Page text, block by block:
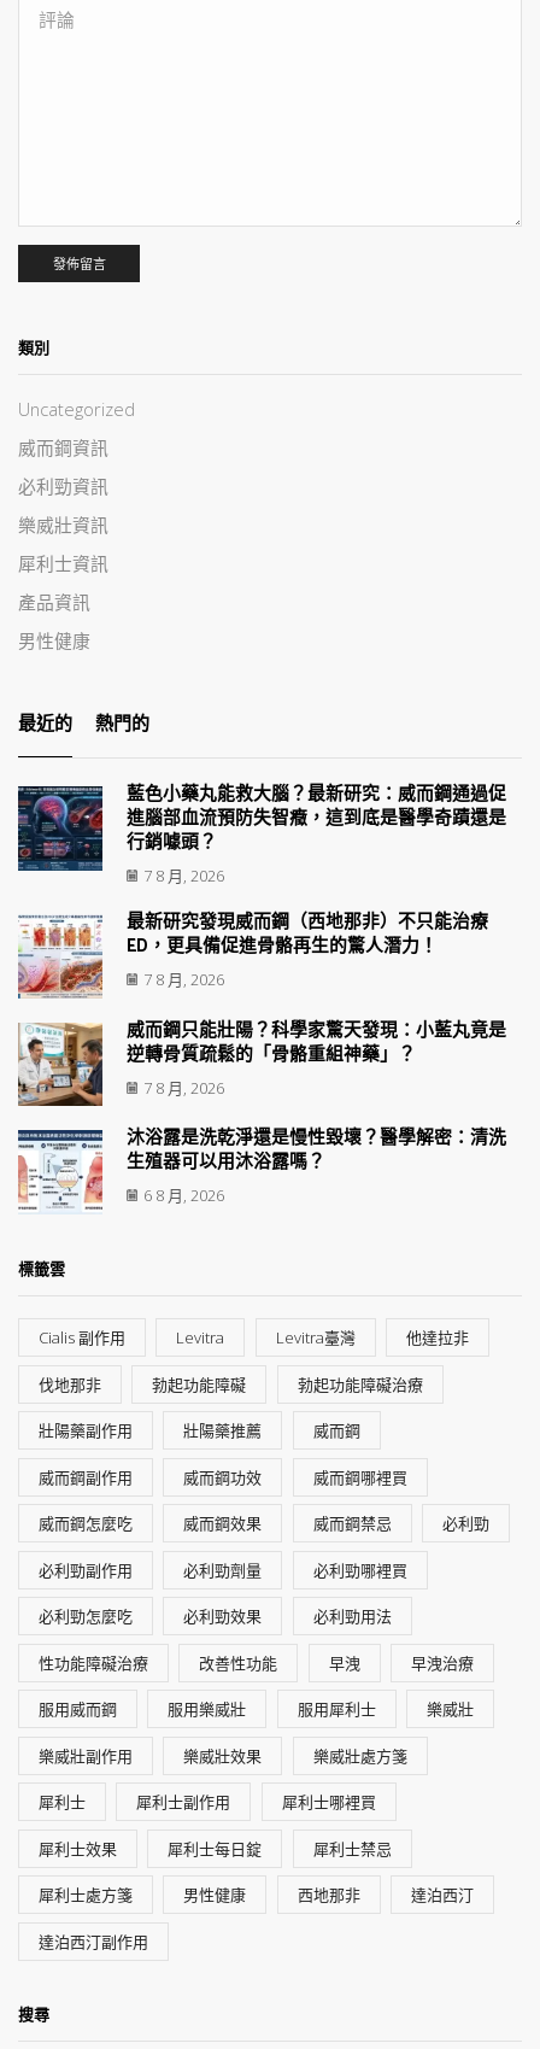
類別
Uncategorized
威而鋼資訊
必利勁資訊
樂威壯資訊
犀利士資訊
產品資訊
男性健康
最近的 熱門的
藍色小藥丸能救大腦？最新研究：威而鋼通過促
進腦部血流預防失智癥，這到底是醫學奇蹟還是
行銷噱頭？
7 8 月, 2026
最新研究發現威而鋼（西地那非）不只能治療
ED，更具備促進骨骼再生的驚人潛力！
7 8 月, 2026
威而鋼只能壯陽？科學家驚天發現：小藍丸竟是
逆轉骨質疏鬆的「骨骼重組神藥」？
7 8 月, 2026
沐浴露是洗乾淨還是慢性毀壞？醫學解密：清洗
生殖器可以用沐浴露嗎？
6 8 月, 2026
標籤雲
Cialis 副作用 Levitra Levitra臺灣 他達拉非
伐地那非 勃起功能障礙 勃起功能障礙治療
壯陽藥副作用 壯陽藥推薦 威而鋼
威而鋼副作用 威而鋼功效 威而鋼哪裡買
威而鋼怎麼吃 威而鋼效果 威而鋼禁忌 必利勁
必利勁副作用 必利勁劑量 必利勁哪裡買
必利勁怎麼吃 必利勁效果 必利勁用法
性功能障礙治療 改善性功能 早洩 早洩治療
服用威而鋼 服用樂威壯 服用犀利士 樂威壯
樂威壯副作用 樂威壯效果 樂威壯處方箋
犀利士 犀利士副作用 犀利士哪裡買
犀利士效果 犀利士每日錠 犀利士禁忌
犀利士處方箋 男性健康 西地那非 達泊西汀
達泊西汀副作用
搜尋